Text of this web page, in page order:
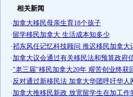
相关新闻
·加拿大移民母亲生育18个孩子
·留学移民加拿大 生活成本知多少
·祁东风任记忆科技顾问 推迟移民加拿大
·加拿大议会通过有关移民法和预算政府
·"老三届"移民加拿大20年 艰苦创业终获
· 反对通过新移民法 加拿大华团呼吁华人
·加拿大推移民新政 放宽留学生在加工作